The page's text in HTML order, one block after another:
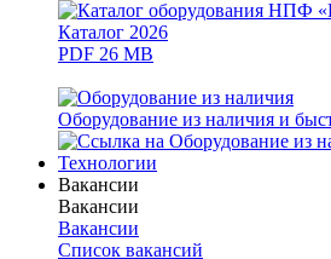
Каталог 2026
PDF 26 MB
Оборудование из наличия и
Технологии
Вакансии
Вакансии
Вакансии
Список вакансий